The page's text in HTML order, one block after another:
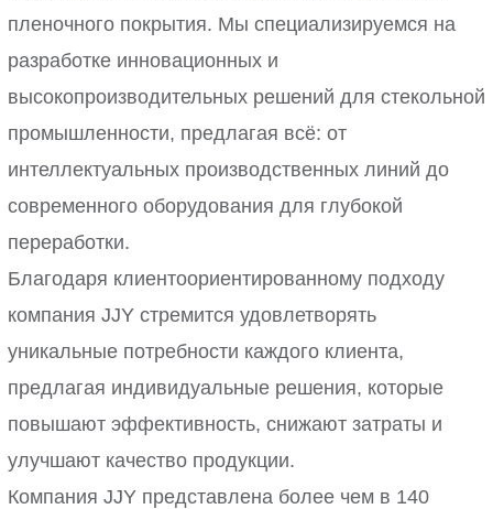
пленочного покрытия. Мы специализируемся на
разработке инновационных и
высокопроизводительных решений для стекольной
промышленности, предлагая всё: от
интеллектуальных производственных линий до
современного оборудования для глубокой
переработки.
Благодаря клиентоориентированному подходу
компания JJY стремится удовлетворять
уникальные потребности каждого клиента,
предлагая индивидуальные решения, которые
повышают эффективность, снижают затраты и
улучшают качество продукции.
Компания JJY представлена ​​более чем в 140